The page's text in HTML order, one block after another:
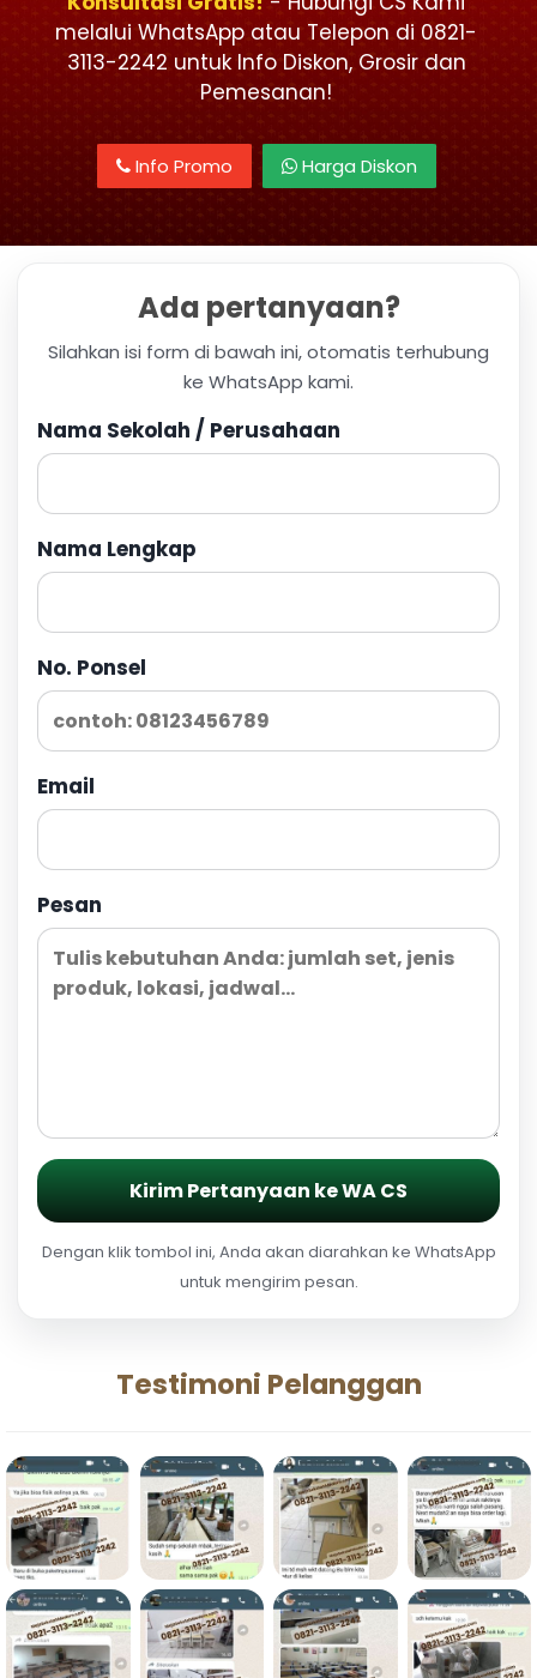
melalui WhatsApp atau Telepon di 0821-
3113-2242 untuk Info Diskon, Grosir dan
Pemesanan!
Info Promo Harga Diskon
Ada pertanyaan?
Silahkan isi form di bawah ini, otomatis terhubung
ke WhatsApp kami.
Nama Sekolah / Perusahaan
Nama Lengkap
No. Ponsel
Email
Pesan
Kirim Pertanyaan ke WA CS
Dengan klik tombol ini, Anda akan diarahkan ke WhatsApp
untuk mengirim pesan.
Testimoni Pelanggan